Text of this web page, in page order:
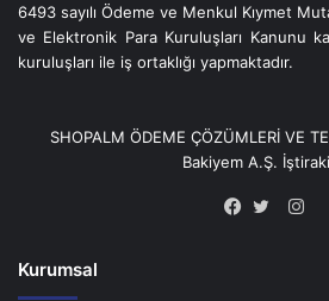
6493 sayılı Ödeme ve Menkul Kıymet
ve Elektronik Para Kuruluşları Kanunu
kuruluşları ile iş ortaklığı yapmaktadır.
SHOPALM ÖDEME ÇÖZÜMLERİ VE
BakiyemA.Ş.
Kurumsal